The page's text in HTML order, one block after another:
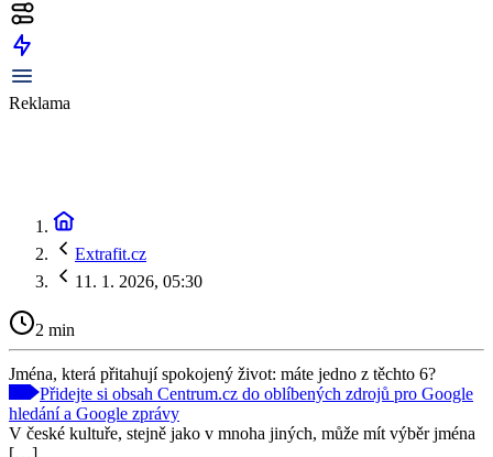
Reklama
Extrafit.cz
11. 1. 2026, 05:30
2 min
Jména, která přitahují spokojený život: máte jedno z těchto 6?
Přidejte si obsah Centrum.cz do oblíbených zdrojů pro Google
hledání a Google zprávy
V české kultuře, stejně jako v mnoha jiných, může mít výběr jména
[…]